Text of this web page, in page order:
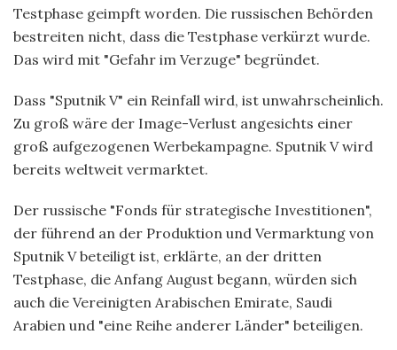
Testphase geimpft worden. Die russischen Behörden
bestreiten nicht, dass die Testphase verkürzt wurde.
Das wird mit "Gefahr im Verzuge" begründet.
Dass "Sputnik V" ein Reinfall wird, ist unwahrscheinlich.
Zu groß wäre der Image-Verlust angesichts einer
groß aufgezogenen Werbekampagne. Sputnik V wird
bereits weltweit vermarktet.
Der russische "Fonds für strategische Investitionen",
der führend an der Produktion und Vermarktung von
Sputnik V beteiligt ist, erklärte, an der dritten
Testphase, die Anfang August begann, würden sich
auch die Vereinigten Arabischen Emirate, Saudi
Arabien und "eine Reihe anderer Länder" beteiligen.